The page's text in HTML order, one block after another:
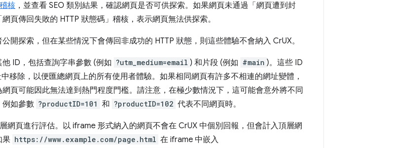
核 ，並查看 SEO 類別結果，確認網頁是否可供探索。如果網頁未通過「網頁遭到封
頁傳回失敗的 HTTP 狀態碼」 稽核，表示網頁無法供探索。
開探索，但在某些情況下會傳回非成功的 HTTP 狀態，則這些體驗不會納入 CrUX。
ID，包括查詢字串參數 (例如 ?utm_medium=email ) 和片段 (例如 #main )。這些 ID
移除，以便匯總網頁上的所有使用者體驗。如果相同網頁有許多不相連的網址變體，
頁可能因此無法達到熱門程度門檻。請注意，在極少數情況下，這可能會意外將不同
例如參數 ?productID=101 和 ?productID=102 代表不同網頁時。
網頁進行評估。以 iframe 形式納入的網頁不會在 CrUX 中個別回報，但會計入頂層網
果 https://www.example.com/page.html 在 iframe 中嵌入